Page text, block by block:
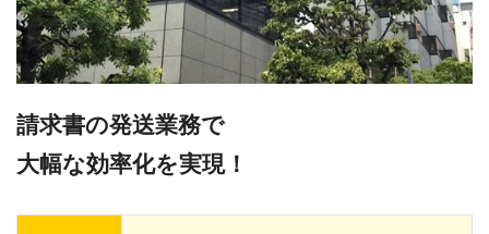
請求書の発送業務で
⼤幅な効率化を実現！